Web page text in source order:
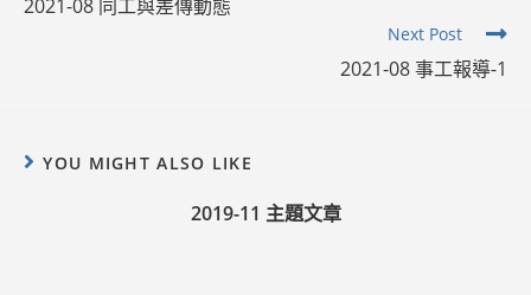
articles
2021-08 同工與差傳動態
Next Post
2021-08 事工報導-1
YOU MIGHT ALSO LIKE
2019-11 主題文章